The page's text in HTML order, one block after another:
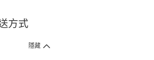
方式
隱藏